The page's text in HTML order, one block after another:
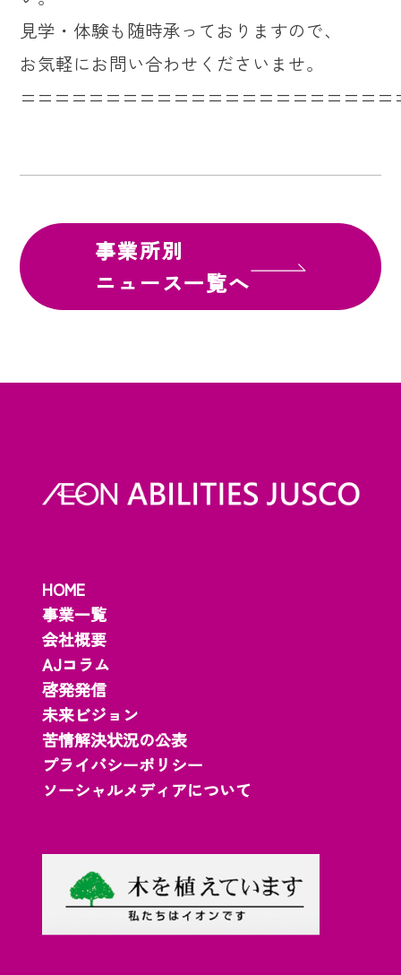
見学・体験も随時承っておりますので、
お気軽にお問い合わせくださいませ。
事業所別
ニュース一覧へ
HOME
事業一覧
会社概要
AJコラム
啓発発信
未来ビジョン
苦情解決状況の公表
プライバシーポリシー
ソーシャルメディアについて